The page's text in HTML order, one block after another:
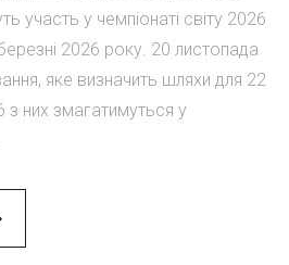
участь у чемпіонаті світу 2026
2026 року. 20 листопада
яке визначить шляхи для 22
з них змагатимуться у